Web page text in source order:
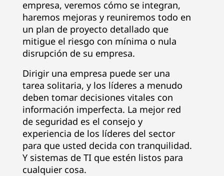
empresa, veremos cómo se integran,
haremos mejoras y reuniremos todo en
un plan de proyecto detallado que
mitigue el riesgo con mínima o nula
disrupción de su empresa.
Dirigir una empresa puede ser una
tarea solitaria, y los líderes a menudo
deben tomar decisiones vitales con
información imperfecta. La mejor red
de seguridad es el consejo y
experiencia de los líderes del sector
para que usted decida con tranquilidad.
Y sistemas de TI que estén listos para
cualquier cosa.